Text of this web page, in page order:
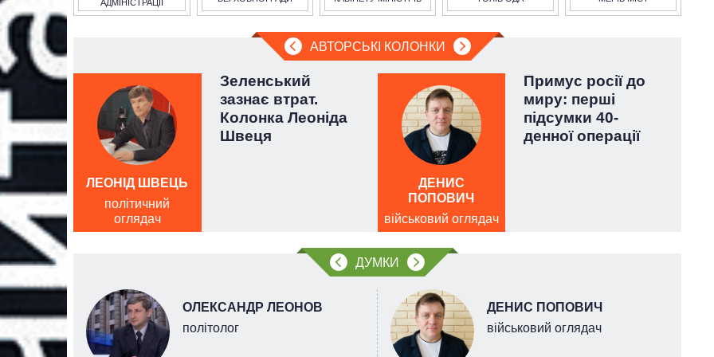
АДМІНІСТРАЦІЇ
АВТОРСЬКІ КОЛОНКИ
Зеленський
зазнає втрат.
Колонка Леоніда
Швеця
ЛЕОНІД ШВЕЦЬ
політичний
оглядач
Примус росії до
миру: перші
підсумки 40-
денної операції
ДЕНИС
ПОПОВИЧ
військовий оглядач
ДУМКИ
ОЛЕКСАНДР ЛЕОНОВ
політолог
ДЕНИС ПОПОВИЧ
військовий оглядач